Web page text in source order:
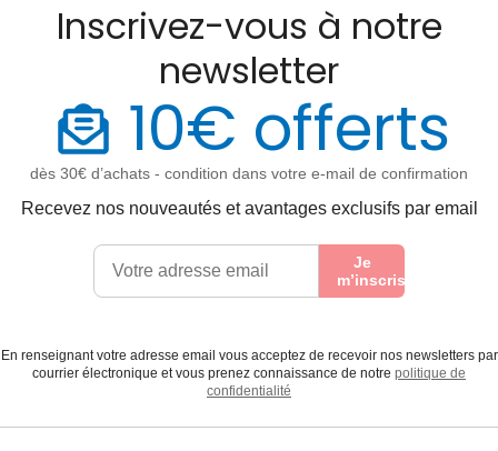
Inscrivez-vous à notre
newsletter
10€ offerts
dès 30€ d’achats - condition dans votre e-mail de confirmation
Recevez nos nouveautés et avantages exclusifs par email
Je
m’inscris
En renseignant votre adresse email vous acceptez de recevoir nos newsletters par
courrier électronique et vous prenez connaissance de notre politique de
confidentialité